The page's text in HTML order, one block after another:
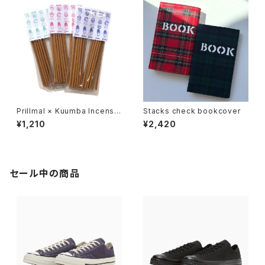
Prillmal × Kuumba Incense
2026 SPRING & SUMMER
¥1,210
Stacks check bookcover
¥2,420
セール中の商品